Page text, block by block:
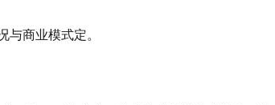
与商业模式定。